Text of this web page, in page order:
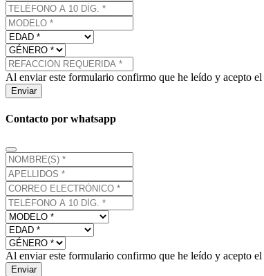
Al enviar este formulario confirmo que he leído y acepto el
Enviar
Contacto por whatsapp
Al enviar este formulario confirmo que he leído y acepto el
Enviar